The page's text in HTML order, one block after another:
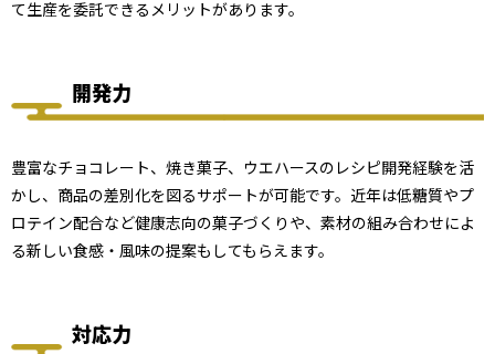
て生産を委託できるメリットがあります。
開発力
豊富なチョコレート、焼き菓子、ウエハースのレシピ開発経験を活
かし、商品の差別化を図るサポートが可能です。近年は低糖質やプ
ロテイン配合など健康志向の菓子づくりや、素材の組み合わせによ
る新しい食感・風味の提案もしてもらえます。
対応力